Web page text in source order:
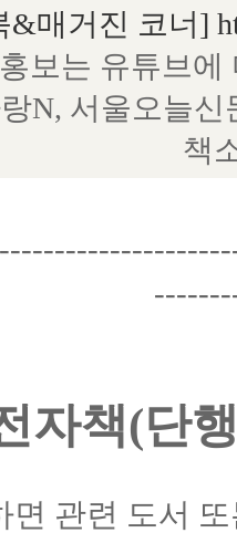
&매거진 코너]
보는 유튜브
N, 서울오늘
책
자책(단
면 관련 도서